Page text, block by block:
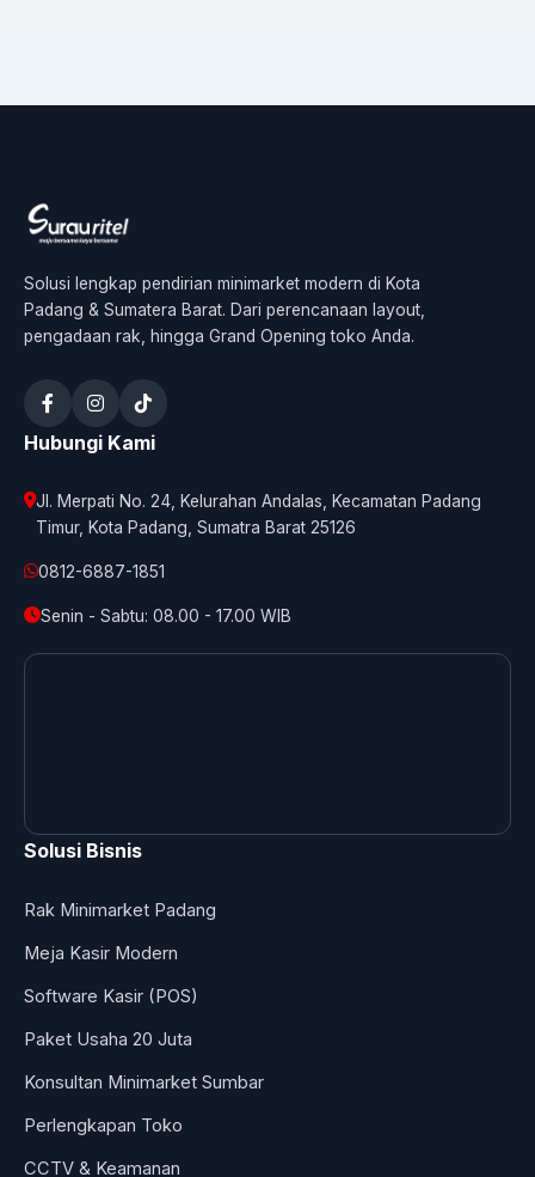
Solusi lengkap pendirian minimarket modern di Kota
Padang & Sumatera Barat. Dari perencanaan layout,
pengadaan rak, hingga Grand Opening toko Anda.
Hubungi Kami
Jl. Merpati No. 24, Kelurahan Andalas, Kecamatan Padang
Timur, Kota Padang, Sumatra Barat 25126
0812-6887-1851
Senin - Sabtu: 08.00 - 17.00 WIB
Solusi Bisnis
Rak Minimarket Padang
Meja Kasir Modern
Software Kasir (POS)
Paket Usaha 20 Juta
Konsultan Minimarket Sumbar
Perlengkapan Toko
CCTV & Keamanan